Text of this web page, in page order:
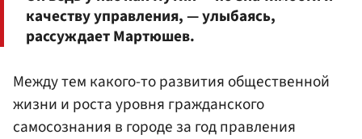
качеству управления, — улыбаясь,
рассуждает Мартюшев.
Между тем какого-то развития общественной
жизни и роста уровня гражданского
самосознания в городе за год правления